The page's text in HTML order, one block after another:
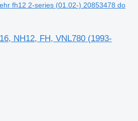
fh12 2-series (01.02-) 20853478 do
NH12, FH, VNL780 (1993-